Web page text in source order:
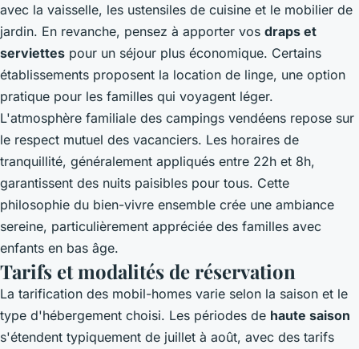
avec la vaisselle, les ustensiles de cuisine et le mobilier de
jardin. En revanche, pensez à apporter vos draps et
serviettes pour un séjour plus économique. Certains
établissements proposent la location de linge, une option
pratique pour les familles qui voyagent léger.
L'atmosphère familiale des campings vendéens repose sur
le respect mutuel des vacanciers. Les horaires de
tranquillité, généralement appliqués entre 22h et 8h,
garantissent des nuits paisibles pour tous. Cette
philosophie du bien-vivre ensemble crée une ambiance
sereine, particulièrement appréciée des familles avec
enfants en bas âge.
Tarifs et modalités de réservation
La tarification des mobil-homes varie selon la saison et le
type d'hébergement choisi. Les périodes de haute saison
s'étendent typiquement de juillet à août, avec des tarifs